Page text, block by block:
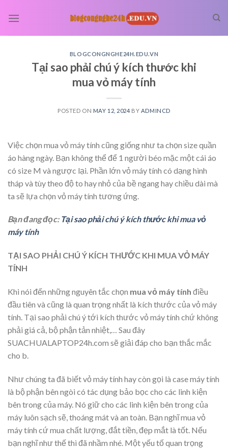
BLOGCONGNGHE24H.EDU.VN
Tại sao phải chú ý kích thước khi
mua vỏ máy tính
POSTED ON MAY 12, 2024 BY ADMINCD
Việc chọn mua vỏ máy tính cũng giống như ta chọn size quần
áo hàng ngày. Bạn không thể để 1 người béo mặc một cái áo
có size M và ngược lại. Phần lớn vỏ máy tính có dạng hình
tháp và tùy theo độ to hay nhỏ của bề ngang hay chiều dài mà
ta sẽ lựa chọn vỏ máy tính tương ứng.
Bạn đang đọc: Tại sao phải chú ý kích thước khi mua vỏ
máy tính
TẠI SAO PHẢI CHÚ Ý KÍCH THƯỚC KHI MUA VỎ MÁY
TÍNH
Khi nói đến những nguyên tắc chọn mua vỏ máy tính điều
đầu tiên và cũng là quan trọng nhất là kích thước của vỏ máy
tính. Tại sao phải chú ý tới kích thước vỏ máy tính chứ không
phải giá cả, bộ phận tản nhiệt,… Sau đây
SUACHUALAPTOP24h.com sẽ giải đáp cho bạn thắc mắc
cho b.
Như chúng ta đã biết vỏ máy tính hay còn gọi là case máy tính
là bộ phận bên ngòi có tác dụng bảo bọc cho các linh kiện
bên trong của máy. Nó giữ cho các linh kiện bên trong của
máy luôn sạch sẽ, thoáng mát và an toàn. Bạn nghĩ mua vỏ
máy tính cứ mua chất lượng, đắt tiền, đẹp mắt là tốt. Nếu
bạn nghĩ như thế thì đã nhầm nhé. Một yếu tố quan trọng